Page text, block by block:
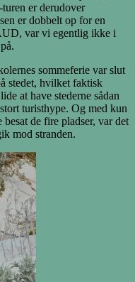
er derudover
er dobbelt op for en
var vi egentlig ikke i
sommeferie var slut
stedet, hvilket faktisk
at have stederne sådan
turisthype. Og med kun
de fire pladser, var det
mod stranden.